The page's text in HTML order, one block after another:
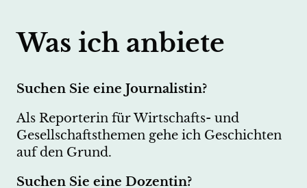
Was ich anbiete
Suchen Sie eine Journalistin?
Als Reporterin für Wirtschafts- und
Gesellschaftsthemen gehe ich Geschichten
auf den Grund.
Suchen Sie eine Dozentin?